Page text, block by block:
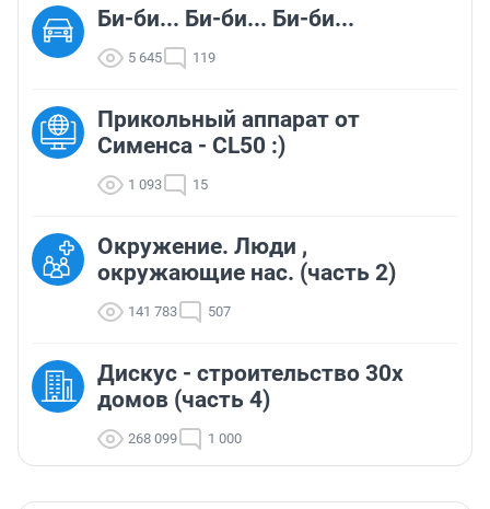
Би-би... Би-би... Би-би...
5 645 119
Прикольный аппарат от
Сименса - CL50 :)
1 093 15
Окружение. Люди ,
окружающие нас. (часть 2)
141 783 507
Дискус - строительство 30х
домов (часть 4)
268 099 1 000